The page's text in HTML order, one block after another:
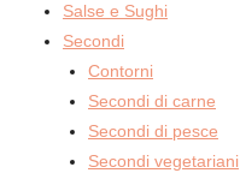
Salse e Sughi
Secondi
Contorni
Secondi di carne
Secondi di pesce
Secondi vegetariani